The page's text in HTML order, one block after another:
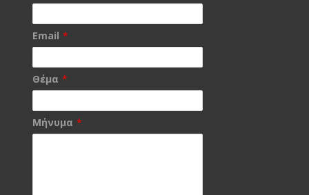
Email *
Θέμα *
Μήνυμα *